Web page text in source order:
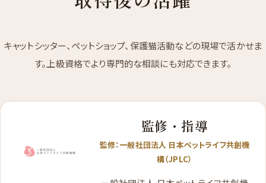
キャットシッター、ペットショップ、保護猫活動などの現場で活かせま
す。上級資格でより専門的な相談にも対応できます。
監修・指導
監修：一般社団法人 日本ペットライフ共創機
構（JPLC）